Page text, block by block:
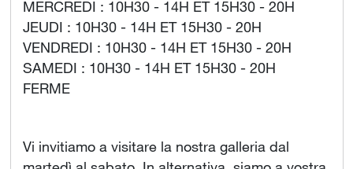
MERCREDI : 10H30 - 14H ET 15H30 - 20H
JEUDI : 10H30 - 14H ET 15H30 - 20H
VENDREDI : 10H30 - 14H ET 15H30 - 20H
SAMEDI : 10H30 - 14H ET 15H30 - 20H
FERME
Vi invitiamo a visitare la nostra galleria dal